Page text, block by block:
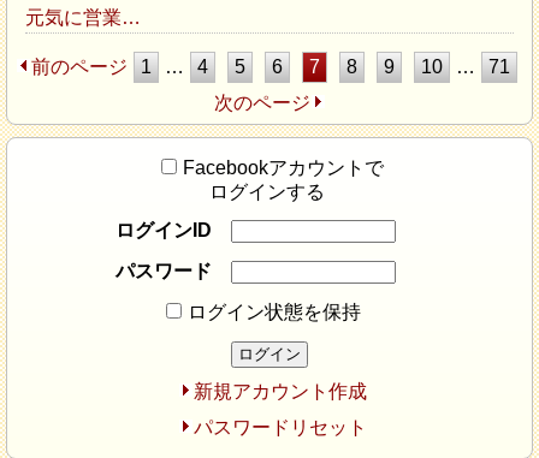
元気に営業…
前のページ 1 … 4 5 6 7 8 9 10 …
71
次のページ
Facebookアカウントで
ログインする
ログインID
パスワード
ログイン状態を保持
新規アカウント作成
パスワードリセット